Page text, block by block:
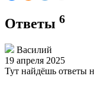
Ответы 6
Василий
19 апреля 2025
Тут найдёшь ответы